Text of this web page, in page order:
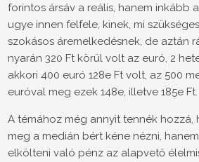
forintos ársáv a reális, hanem inkább a
ugye innen felfele, kinek, mi
szokásos áremelkedésnek, de aztán
nyarán 320 Ft körül volt az euró, 2
akkori 400 euró 128e Ft volt, az 500
euróval meg ezek 148e, illetve 185e Ft.
A témához még annyit tennék hozzá,
meg a medián bért kéne nézni,
elkölteni való pénz az alapvető